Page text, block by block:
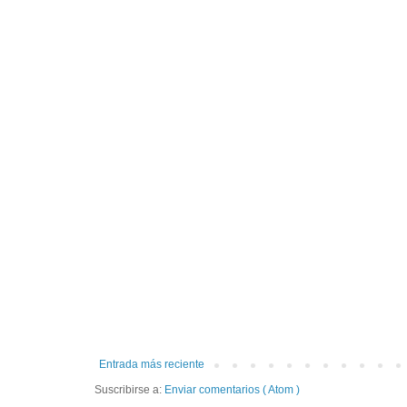
Entrada más reciente
Suscribirse a: Enviar comentarios ( Atom )